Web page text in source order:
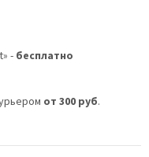
- бесплатно
от 300 руб.